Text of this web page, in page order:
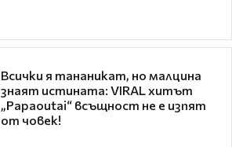
Всички я тананикат, но малцина
знаят истината: VIRAL хитът
„Papaoutai“ всъщност не е изпят
от човек!